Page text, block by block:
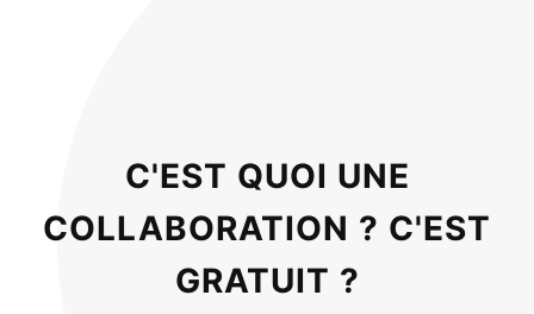
C'EST QUOI UNE
COLLABORATION ? C'EST
GRATUIT ?